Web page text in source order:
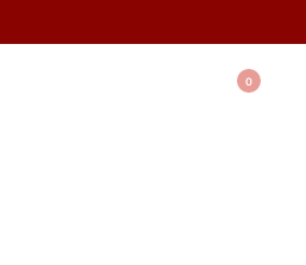
0